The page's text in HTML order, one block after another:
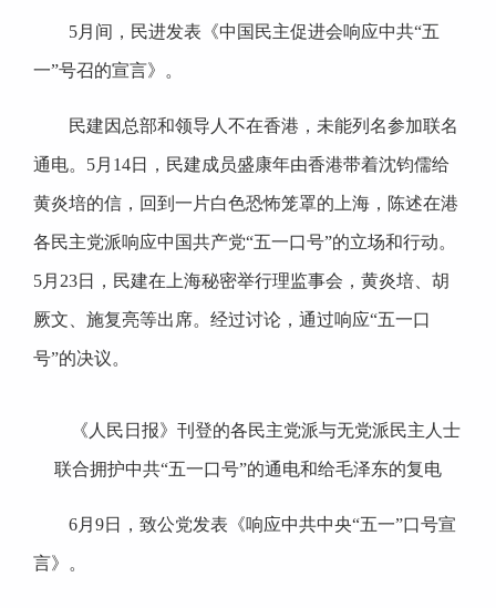
5月间，民进发表《中国民主促进会响应中共“五
一”号召的宣言》。
民建因总部和领导人不在香港，未能列名参加联名
通电。5月14日，民建成员盛康年由香港带着沈钧儒给
黄炎培的信，回到一片白色恐怖笼罩的上海，陈述在港
各民主党派响应中国共产党“五一口号”的立场和行动。
5月23日，民建在上海秘密举行理监事会，黄炎培、胡
厥文、施复亮等出席。经过讨论，通过响应“五一口
号”的决议。
《人民日报》刊登的各民主党派与无党派民主人士
联合拥护中共“五一口号”的通电和给毛泽东的复电
6月9日，致公党发表《响应中共中央“五一”口号宣
言》。